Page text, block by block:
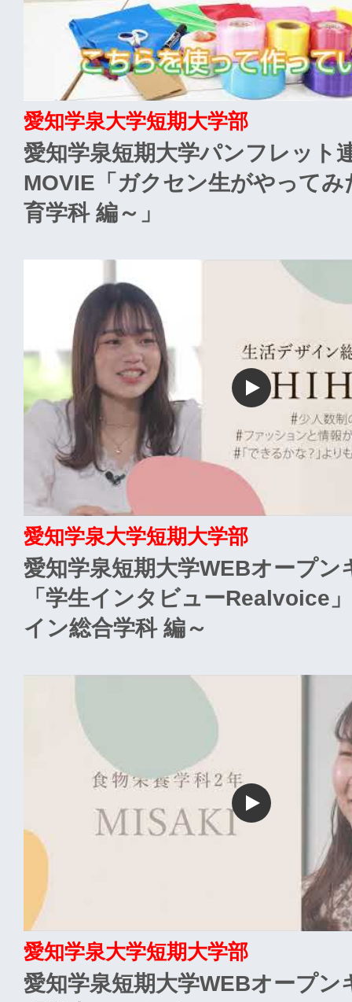
愛知学泉大学短期大学部
愛知学泉短期大学パンフレット
MOVIE「ガクセン生がやってみ
育学科 編～」
愛知学泉大学短期大学部
愛知学泉短期大学WEBオープン
「学生インタビューRealvoice
イン総合学科 編～
愛知学泉大学短期大学部
愛知学泉短期大学WEBオープン